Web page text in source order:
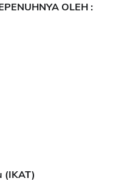
OLEH :
(IKAT)